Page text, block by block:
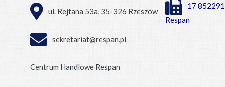
ul. Rejtana 53a, 35-326 Rzeszów
17
Respan
sekretariat@respan.pl
Centrum Handlowe Respan